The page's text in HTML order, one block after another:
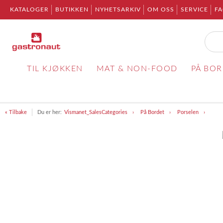
KATALOGER BUTIKKEN NYHETSARKIV OM OSS SERVICE
TIL KJØKKEN MAT & NON-FOOD PÅ
« Tilbake Du er her: Vismanet_SalesCategories På Bordet Porselen